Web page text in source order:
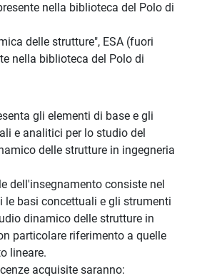
nella biblioteca del Polo di
delle strutture", ESA (fuori
nella biblioteca del Polo di
gli elementi di base e gli
e analitici per lo studio del
delle strutture in ingegneria
dell'insegnamento consiste nel
le basi concettuali e gli strumenti
dinamico delle strutture in
particolare riferimento a quelle
lineare.
acquisite saranno: